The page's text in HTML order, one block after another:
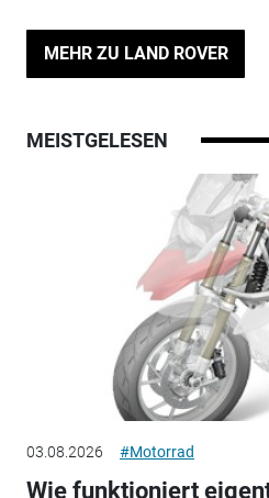
MEHR ZU LAND ROVER
MEISTGELESEN
03.08.2026 #Motorrad
Wie funktioniert